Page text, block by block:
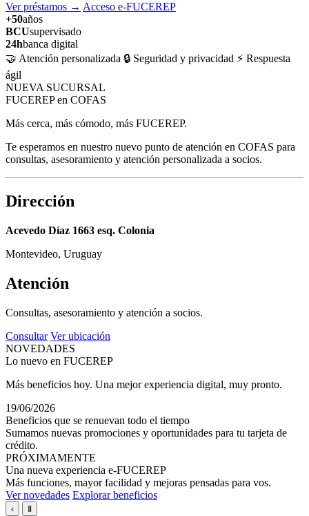
Ver préstamos → Acceso e-FUCEREP
+50años
BCUsupervisado
24hbanca digital
🤝 Atención personalizada 🔒 Seguridad y privacidad ⚡ Respuesta
ágil
NUEVA SUCURSAL
FUCEREP en COFAS
Más cerca, más cómodo, más FUCEREP.
Te esperamos en nuestro nuevo punto de atención en COFAS para
consultas, asesoramiento y atención personalizada a socios.
Dirección
Acevedo Díaz 1663 esq. Colonia
Montevideo, Uruguay
Atención
Consultas, asesoramiento y atención a socios.
Consultar Ver ubicación
NOVEDADES
Lo nuevo en FUCEREP
Más beneficios hoy. Una mejor experiencia digital, muy pronto.
19/06/2026
Beneficios que se renuevan todo el tiempo
Sumamos nuevas promociones y oportunidades para tu tarjeta de
crédito.
PRÓXIMAMENTE
Una nueva experiencia e-FUCEREP
Más funciones, mayor facilidad y mejoras pensadas para vos.
Ver novedades Explorar beneficios
‹
Ⅱ